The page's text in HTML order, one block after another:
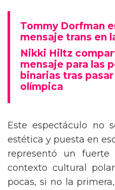
Tommy Dorfman
mensaje trans en
Nikki Hiltz
mensaje para las
binarias tras
olímpica
Este espectáculo no
estética y puesta en
representó un
contexto cultural
pocas, si no la